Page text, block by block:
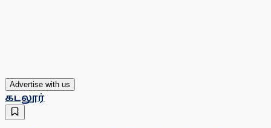
Advertise with us
கடலூர்